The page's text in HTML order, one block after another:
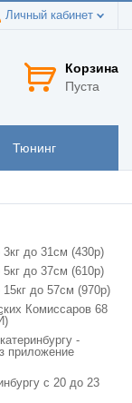
Личный кабинет
Корзина
Пуста
Тюнинг
до 31см (430р)
до 37см (610р)
до 57см (970р)
Комиссаров 68
-
приложение
с 20 до 23